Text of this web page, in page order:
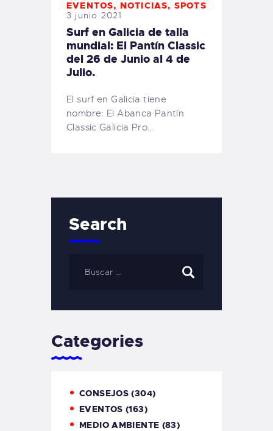
EVENTOS, NOTICIAS, SPOTS
3 junio 2021
Surf en Galicia de talla
mundial: El Pantín Classic
del 26 de Junio al 4 de
Julio.
El surf en Galicia tiene
nombre: El Abanca Pantín
Classic Galicia Pro…
Search
Categories
CONSEJOS (304)
EVENTOS (163)
MEDIO AMBIENTE (83)